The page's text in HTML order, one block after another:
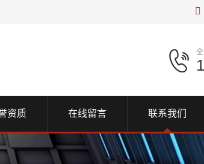
资质 在线留言 联系我们